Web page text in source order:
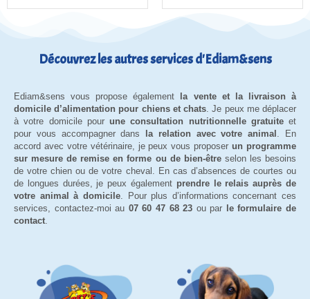
Découvrez les autres services d'Ediam&sens
Ediam&sens vous propose également
la vente et la livraison à
domicile d’alimentation pour chiens et chats. Je peux me déplacer
à votre domicile pour une consultation nutritionnelle gratuiteet
pour vous accompagner dans
la relation avec votre animal . En
accord avec votre vétérinaire, je peux vous proposerun programme
sur mesure de remise en forme ou de bien-êtreselon les besoins
de votre chien ou de votre cheval. En cas d’absences de courtes ou
de longues durées, je peux également prendre le relais auprès de
votre animal à domicile. Pour plus d’informations concernant ces
services, contactez-moi au 07 60 47 68 23 ou par
le formulaire de
contact.